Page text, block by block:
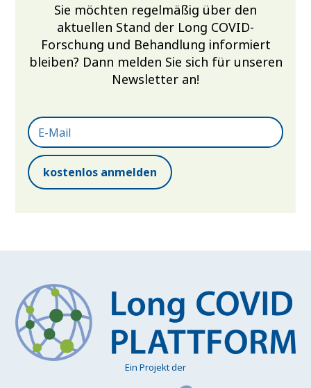
Sie möchten regelmäßig über den
aktuellen Stand der Long COVID-
Forschung und Behandlung informiert
bleiben? Dann melden Sie sich für unseren
Newsletter an!
Ein Projekt der